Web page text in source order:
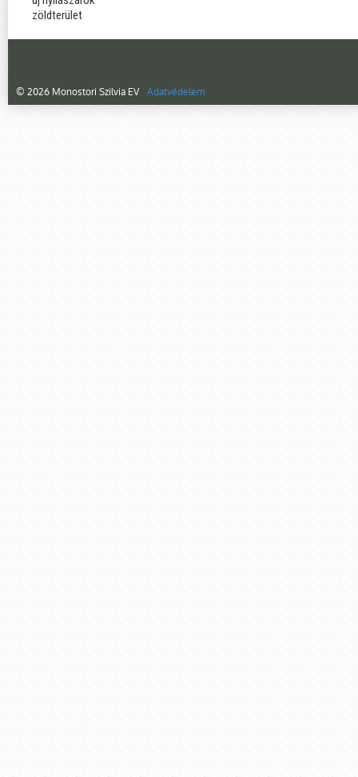
zöldterület
© 2026 Monostori Szilvia EV Adatvédelem